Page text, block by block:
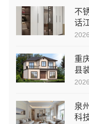
不
话
重
县
泉
科